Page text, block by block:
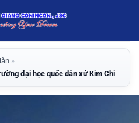
»
đại học quốc dân xứ Kim Chi